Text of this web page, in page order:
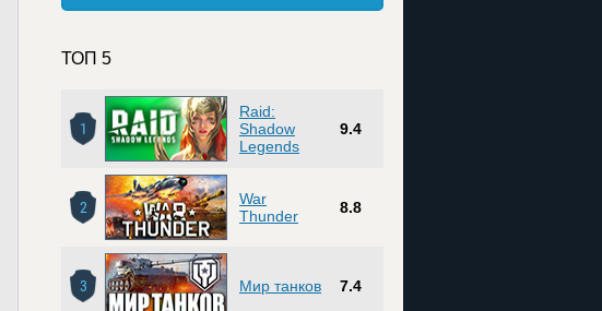
ТОП 5
1
Raid:
Shadow
Legends
9.4
2
War
Thunder
8.8
3 Мир танков 7.4